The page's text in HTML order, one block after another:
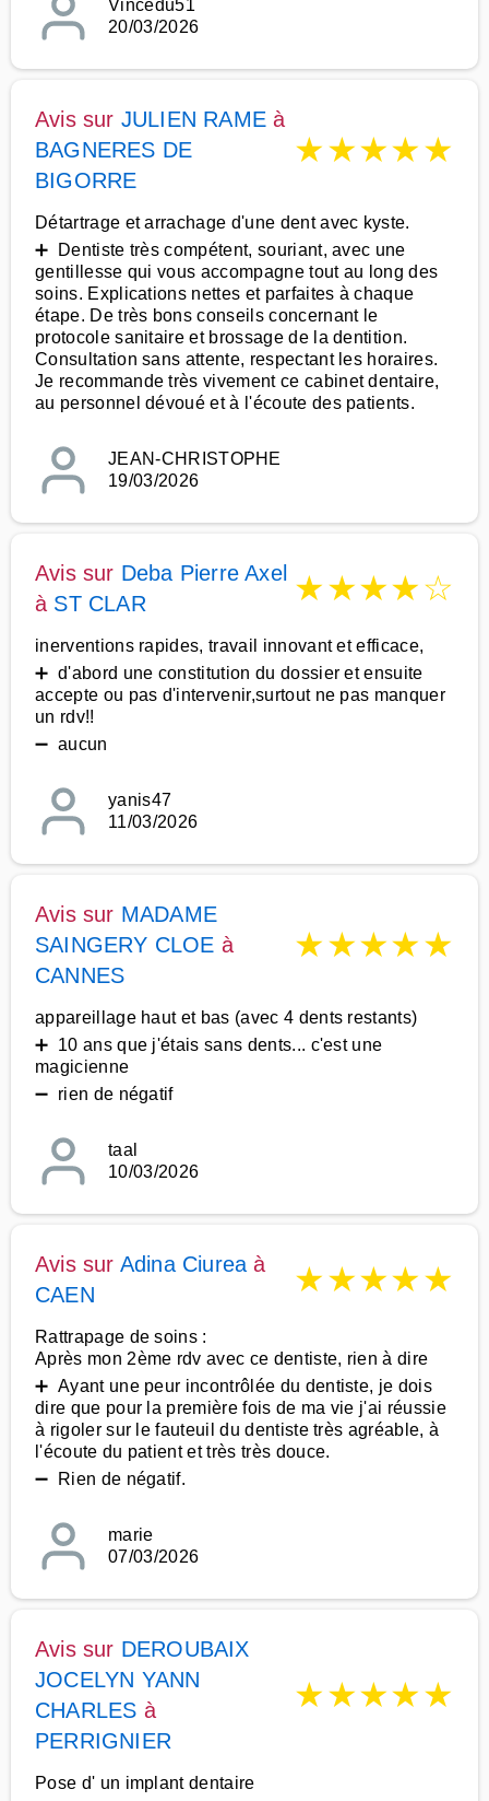
Vincedu51
20/03/2026
Avis sur JULIEN RAME à
BAGNERES DE
BIGORRE
★★★★★
Détartrage et arrachage d'une dent avec kyste.
➕ Dentiste très compétent, souriant, avec une
gentillesse qui vous accompagne tout au long des
soins. Explications nettes et parfaites à chaque
étape. De très bons conseils concernant le
protocole sanitaire et brossage de la dentition.
Consultation sans attente, respectant les horaires.
Je recommande très vivement ce cabinet dentaire,
au personnel dévoué et à l'écoute des patients.
JEAN-CHRISTOPHE
19/03/2026
Avis sur Deba Pierre Axel
à ST CLAR ★★★★☆
inerventions rapides, travail innovant et efficace,
➕ d'abord une constitution du dossier et ensuite
accepte ou pas d'intervenir,surtout ne pas manquer
un rdv!!
➖ aucun
yanis47
11/03/2026
Avis sur MADAME
SAINGERY CLOE à
CANNES
★★★★★
appareillage haut et bas (avec 4 dents restants)
➕ 10 ans que j'étais sans dents... c'est une
magicienne
➖ rien de négatif
taal
10/03/2026
Avis sur Adina Ciurea à
CAEN
★★★★★
Rattrapage de soins :
Après mon 2ème rdv avec ce dentiste, rien à dire
➕ Ayant une peur incontrôlée du dentiste, je dois
dire que pour la première fois de ma vie j'ai réussie
à rigoler sur le fauteuil du dentiste très agréable, à
l'écoute du patient et très très douce.
➖ Rien de négatif.
marie
07/03/2026
Avis sur DEROUBAIX
JOCELYN YANN
CHARLES à
PERRIGNIER
★★★★★
Pose d' un implant dentaire